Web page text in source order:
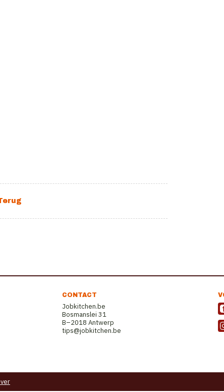
CONTACT
Jobkitchen.be
Bosmanslei 31
B–2018 Antwerp
tips@jobkitchen.be